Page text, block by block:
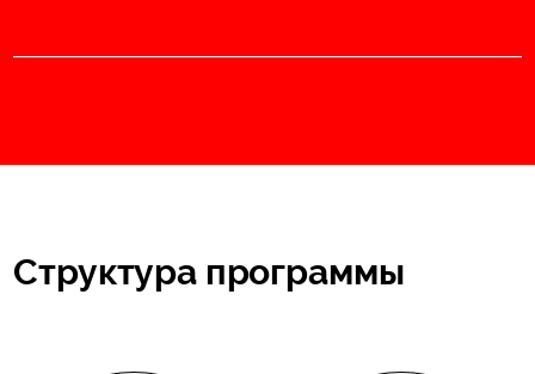
Структура программы